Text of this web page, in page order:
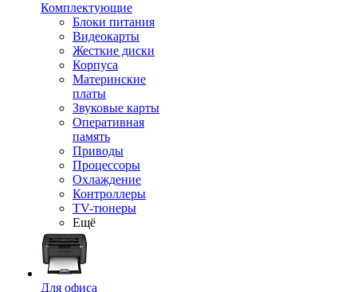
Комплектующие
Блоки питания
Видеокарты
Жесткие диски
Корпуса
Материнские
платы
Звуковые карты
Оперативная
память
Приводы
Процессоры
Охлаждение
Контроллеры
TV-тюнеры
Ещё
Для офиса